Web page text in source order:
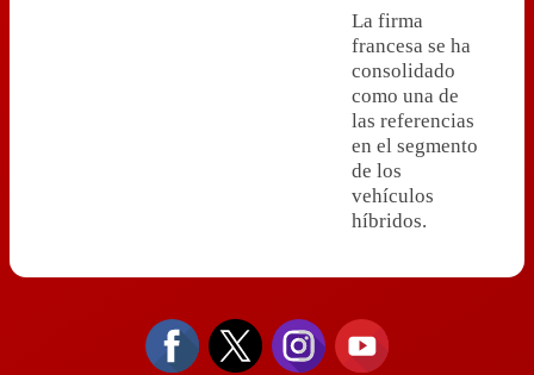
La firma
francesa se ha
consolidado
como una de
las referencias
en el segmento
de los
vehículos
híbridos.